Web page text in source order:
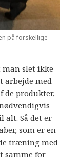
på forskellige
slet ikke
arbejde med
de produkter,
alt. Så det er
som er en
træning med
samme for